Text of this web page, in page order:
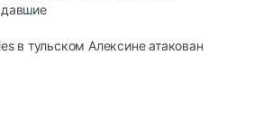
в тульском Алексине атакован